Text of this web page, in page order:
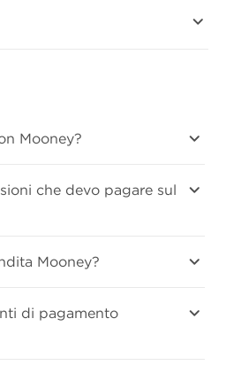
Mooney?
che devo pagare sul
Mooney?
di pagamento